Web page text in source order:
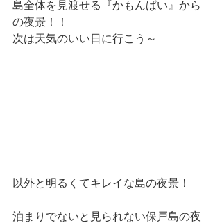
島全体を見渡せる『かもんばい』から
の夜景！！
次は天気のいい日に行こう～
以外と明るくてキレイな島の夜景！
泊まりでないと見られない保戸島の夜